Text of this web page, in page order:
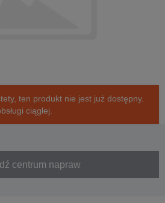
ten produkt nie jest już dostępny.
ciągłej.
centrum napraw